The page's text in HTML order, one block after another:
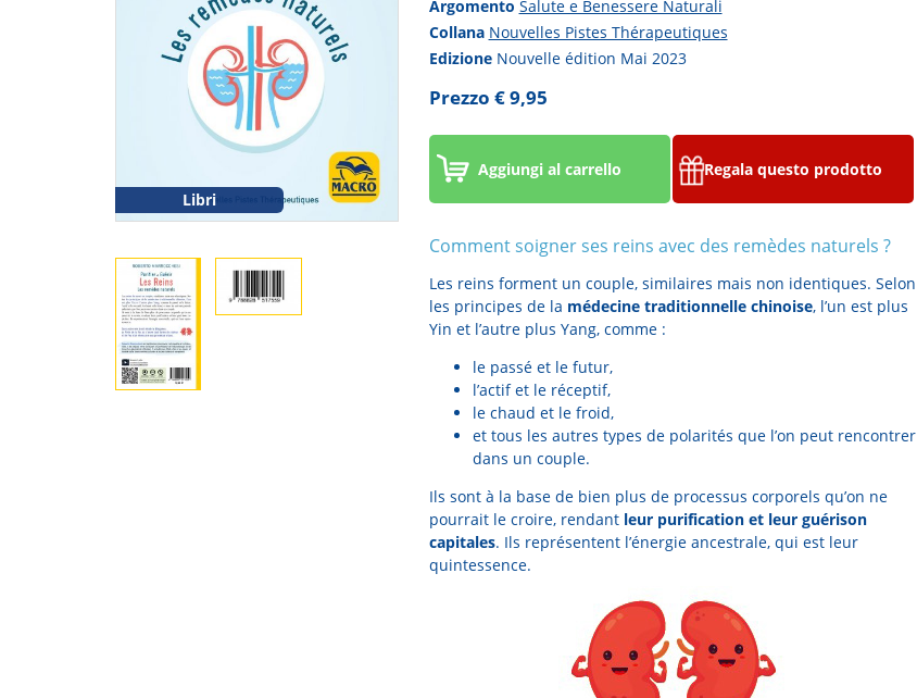
Libri
Argomento Salute e Benessere Naturali
Collana Nouvelles Pistes Thérapeutiques
Edizione Nouvelle édition Mai 2023
Prezzo € 9,95
Aggiungi al carrello Regala questo prodotto
Comment soigner ses reins avec des remèdes naturels ?
Les reins forment un couple, similaires mais non identiques. Selon
les principes de la médecine traditionnelle chinoise, l’un est plus
Yin et l’autre plus Yang, comme :
le passé et le futur,
l’actif et le réceptif,
le chaud et le froid,
et tous les autres types de polarités que l’on peut rencontrer
dans un couple.
Ils sont à la base de bien plus de processus corporels qu’on ne
pourrait le croire, rendantleur purification et leur guérison
capitales. Ils représentent l’énergie ancestrale, qui est leur
quintessence.